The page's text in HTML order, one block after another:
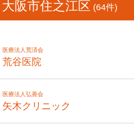
阪市住之江区 (64件)
医療法人荒済会
荒谷医院
医療法人弘善会
矢木クリニック